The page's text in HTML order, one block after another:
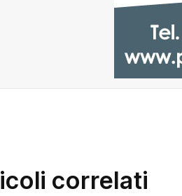
correlati